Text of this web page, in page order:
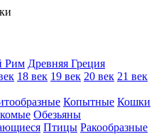
Рим Древняя Греция
18 век 19 век 20 век 21 век
Копытные Кошки
Обезьяны
Птицы Ракообразные